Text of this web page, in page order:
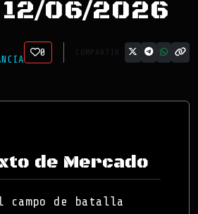
12/06/2026
0 COMPARTIR:
de Mercado
campo de batalla